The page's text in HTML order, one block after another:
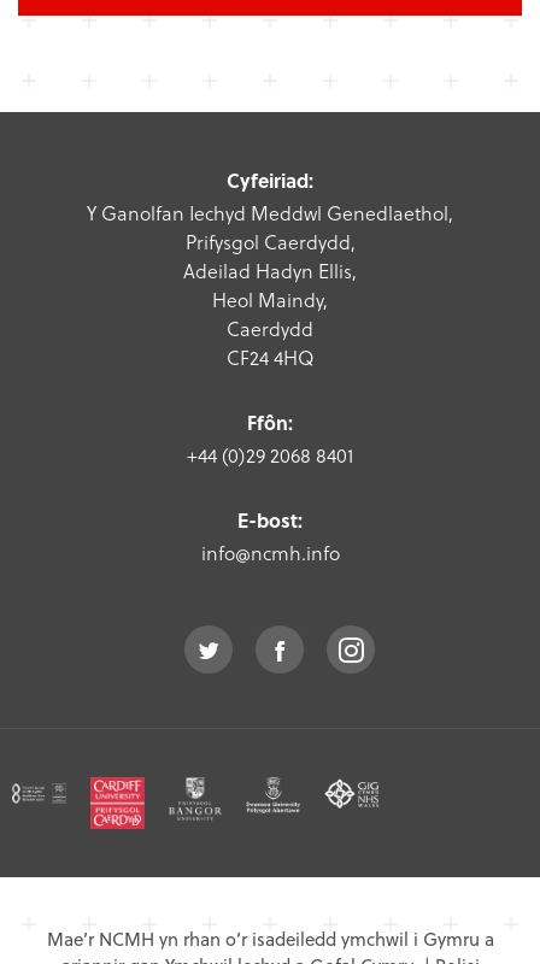
Cyfeiriad:
Y Ganolfan Iechyd Meddwl Genedlaethol,
Prifysgol Caerdydd,
Adeilad Hadyn Ellis,
Heol Maindy,
Caerdydd
CF24 4HQ
Ffôn:
+44 (0)29 2068 8401
E-bost:
info@ncmh.info
Mae’r NCMH yn rhan o’r isadeiledd ymchwil i Gymru a